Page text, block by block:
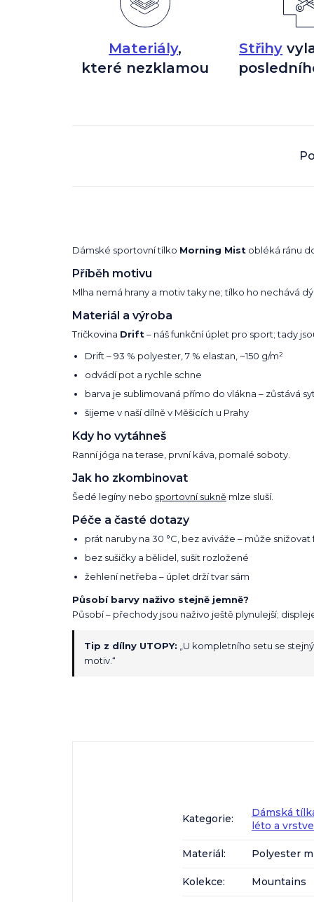
Materiály,
které nezklamou
Střihy
Dámské sportovní tílko Morning Mist obléká ránu
Příběh motivu
Mlha nemá hrany a motiv taky ne; tílko ho nechává
Materiál a výroba
Tričkovina Drift– náš funkční úplet pro sport; tady
Drift – 93 % polyester, 7 % elastan, ~150 g/m²
odvádí pot a rychle schne
barva je sublimovaná přímo do vlákna – zůstává
šijeme v naší dílně v Měšicích u Prahy
Kdy ho vytáhneš
Ranní jóga na terase, první káva, pomalé soboty.
Jak ho zkombinovat
Šedé legíny nebo sportovní sukně mlze sluší.
Péče a časté dotazy
prát naruby na 30 °C, bez aviváže – může
bez sušičky a bělidel, sušit rozložené
žehlení netřeba – úplet drží tvar sám
Působí barvy naživo stejně jemně?
Působí – přechody jsou naživo ještě plynulejší;
Tip z dílny UTOPY: „U kompletního setu se
motiv.“
Kategorie:
Dámská
léto a
Materiál: Polyester
Kolekce: Mountains